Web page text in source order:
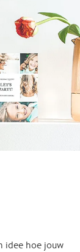
idee hoe jouw